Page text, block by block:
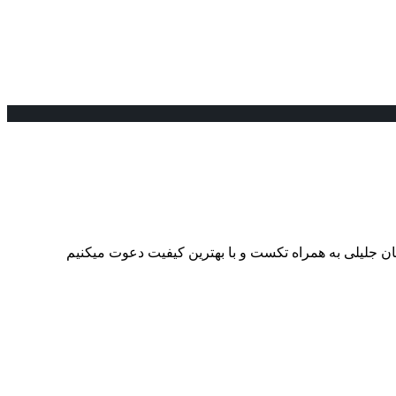
جلیلی به همراه تکست و با بهترین کیفیت دعوت میکنیم